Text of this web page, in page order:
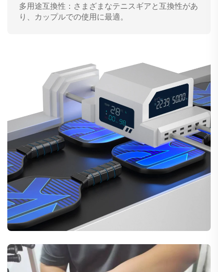
多用途互換性：さまざまなテニスギアと互換性があ
り、カップルでの使用に最適。